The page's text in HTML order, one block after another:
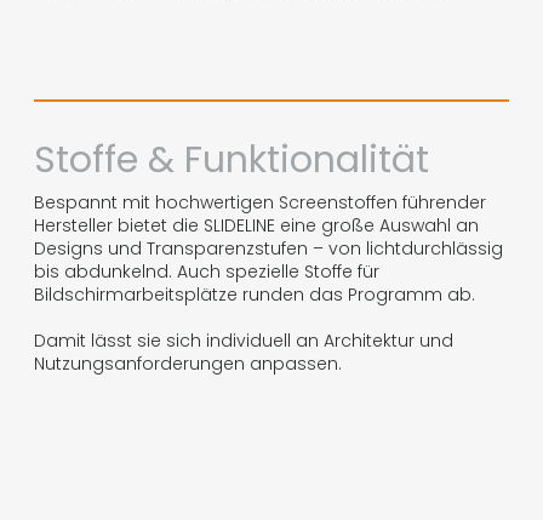
Stoffe & Funktionalität
Bespannt mit hochwertigen Screenstoffen führender
Hersteller bietet die SLIDELINE eine große Auswahl an
Designs und Transparenzstufen – von lichtdurchlässig
bis abdunkelnd. Auch spezielle Stoffe für
Bildschirmarbeitsplätze runden das Programm ab.
Damit lässt sie sich individuell an Architektur und
Nutzungsanforderungen anpassen.